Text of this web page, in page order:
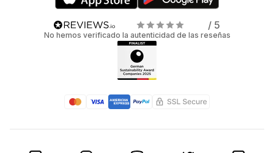
/ 5
No hemos verificado la autenticidad de las reseñas